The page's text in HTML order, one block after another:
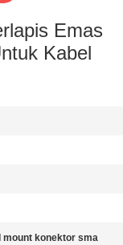
Emas
Kabel
mount konektor sma